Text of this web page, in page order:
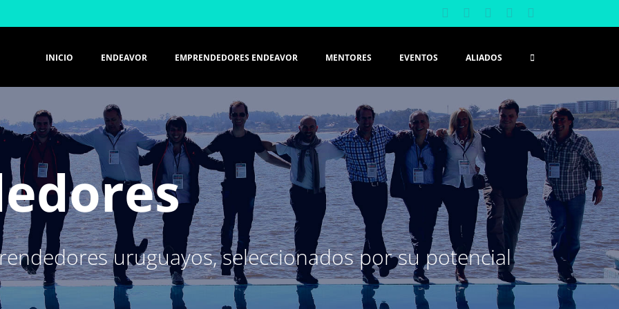
Facebook YouTubeInstagram
INICIO ENDEAVOR EMPRENDEDORES ENDEAVOR MENTORES EVENTOS ALIADOS
uruguayos, seleccionados por su potencial